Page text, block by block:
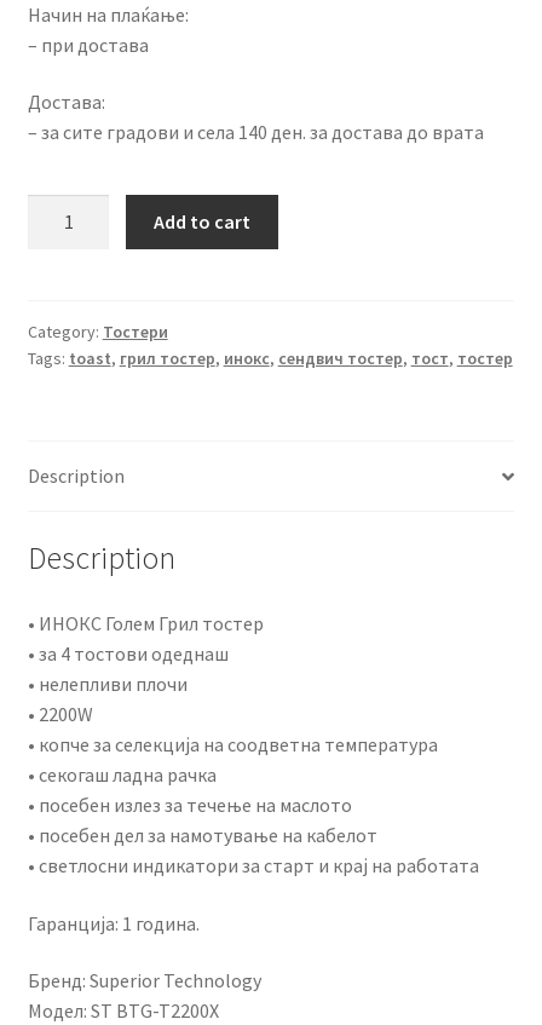
Начин на плаќање:
– при достава
Достава:
– за сите градови и села 140 ден. за достава до врата
инокс
ST
Add to cart
Category: Тостери
Tags: toast, грил тостер, инокс, сендвич тостер, тост, тостер
Description
Description
• ИНОКС Голем Грил тостер
• за 4 тостови одеднаш
• нелепливи плочи
• 2200W
• копче за селекција на соодветна температура
• секогаш ладна рачка
• посебен излез за течење на маслото
• посебен дел за намотување на кабелот
• светлосни индикатори за старт и крај на работата
Гаранција: 1 година.
Бренд: Superior Technology
Модел: ST BTG-T2200X